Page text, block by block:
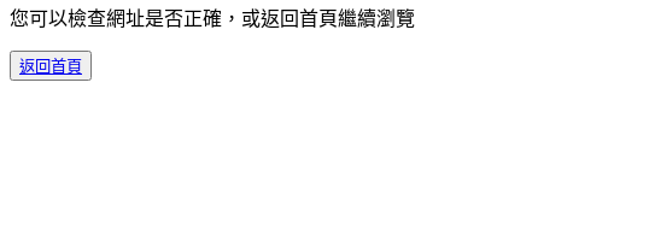
您可以檢查網址是否正確，或返回首頁繼續瀏覽
返回首頁